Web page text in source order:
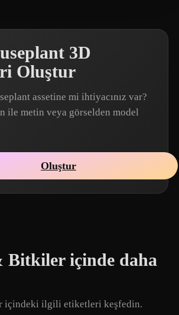
3D
Oluştur
assetine mi ihtiyacınız var?
ile metin veya görselden model
Oluştur
Bitkiler içinde daha
içindeki ilgili etiketleri keşfedin.